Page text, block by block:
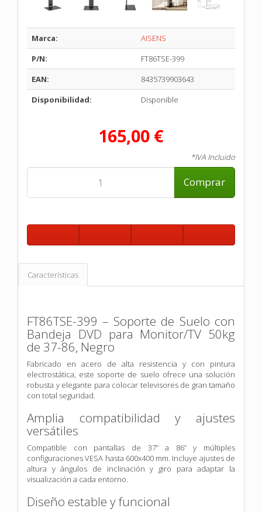
Marca:
AISENS
P/N:
FT86TSE-399
EAN:
8435739903643
Disponibilidad:
Disponible
165,00 €
*IVA Incluido
Comprar
Características
FT86TSE-399 – Soporte de Suelo con
Bandeja DVD para Monitor/TV 50kg
de 37-86, Negro
Fabricado en acero de alta resistencia y con pintura
electrostática, este soporte de suelo ofrece una solución
robusta y elegante para colocar televisores de gran tamaño
con total seguridad.
Amplia compatibilidad y ajustes
versátiles
Compatible con pantallas de 37” a 86” y múltiples
configuraciones VESA hasta 600x400 mm. Incluye ajustes de
altura y ángulos de inclinación y giro para adaptar la
visualización a cada entorno.
Diseño estable y funcional